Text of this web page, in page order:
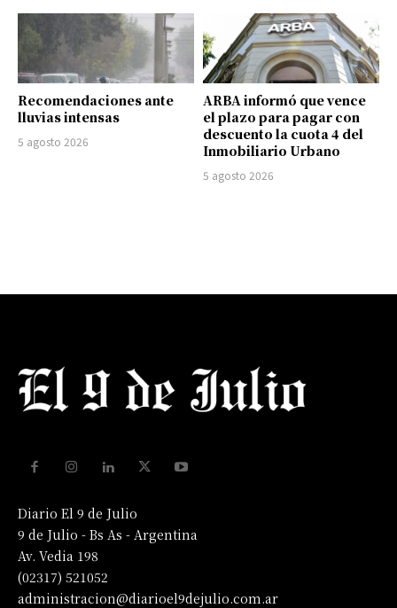
Recomendaciones ante
lluvias intensas
5 agosto 2026
ARBA informó que vence
el plazo para pagar con
descuento la cuota 4 del
Inmobiliario Urbano
5 agosto 2026
Diario El 9 de Julio
9 de Julio - Bs As - Argentina
Av. Vedia 198
(02317) 521052
administracion@diarioel9dejulio.com.ar